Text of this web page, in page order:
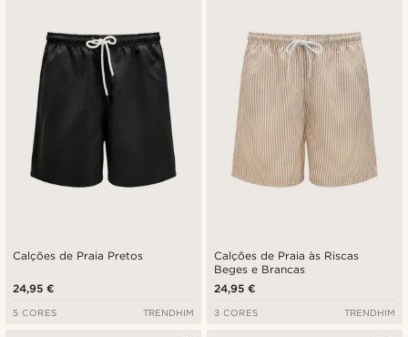
Calções de Praia Pretos
24,95 €
5 CORES TRENDHIM
Calções de Praia às Riscas
Beges e Brancas
24,95 €
3 CORES TRENDHIM